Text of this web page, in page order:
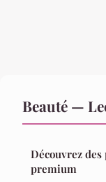
Beauté —
Découvrez
premium